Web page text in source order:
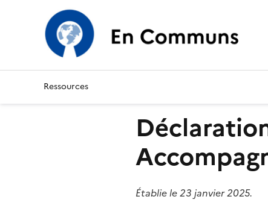
Accompagnement des
Ressources
Établie le 23 janvier 2025.